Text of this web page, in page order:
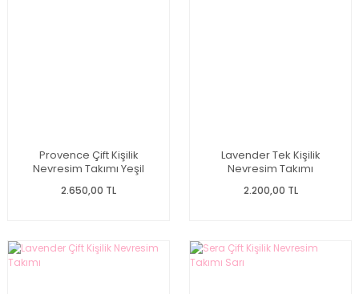
Provence Çift Kişilik
Nevresim Takımı Yeşil
2.650,00 TL
Lavender Tek Kişilik
Nevresim Takımı
2.200,00 TL